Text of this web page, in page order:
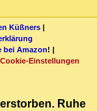
Küßners |
bei Amazon! |
Cookie-Einstellungen
Ruhe